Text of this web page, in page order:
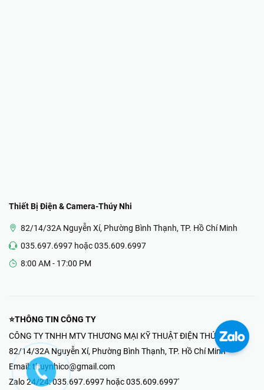
Thiết Bị Điện & Camera-Thúy Nhi
82/14/32A Nguyễn Xí, Phường Bình Thạnh, TP. Hồ Chí Minh
035.697.6997 hoặc 035.609.6997
8:00 AM - 17:00 PM
⭐THÔNG TIN CÔNG TY
CÔNG TY TNHH MTV THƯƠNG MẠI KỸ THUẬT ĐIỆN THÚY NHI
82/14/32A Nguyễn Xí, Phường Bình Thạnh, TP. Hồ Chí Minh
Email: thuynhico@gmail.com
Zalo 24/24:035.697.6997 hoặc 035.609.6997'